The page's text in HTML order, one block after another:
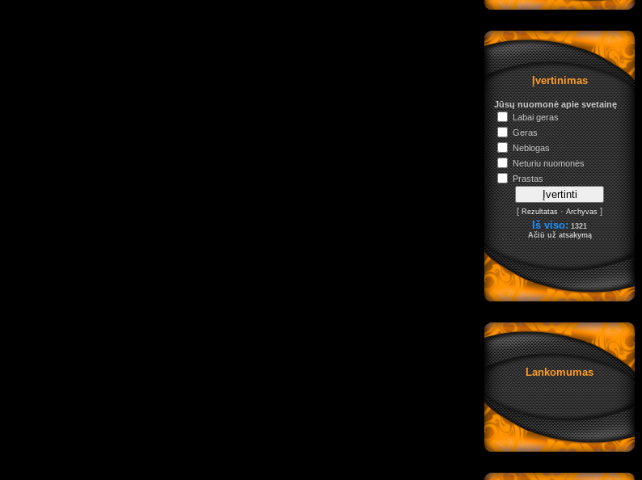
Įvertinimas
Jūsų nuomonė apie svetainę
Labai geras
Geras
Neblogas
Neturiu nuomonės
Prastas
[Rezultatas·Archyvas]
Iš viso: 1321
Ačiū už atsakymą
Lankomumas